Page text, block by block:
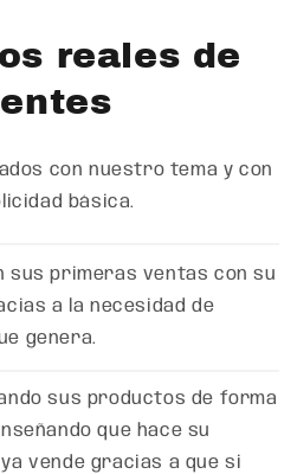
reales de
con nuestro tema y con
básica.
sus primeras ventas con su
a la necesidad de
genera.
sus productos de forma
que hace su
vende gracias a que si